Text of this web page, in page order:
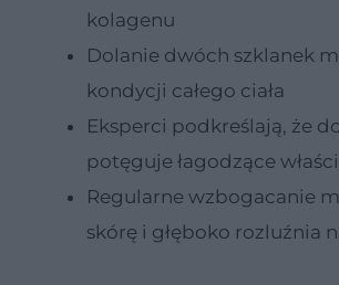
kolagenu
Dolanie dwóch szklanek
kondycji całego ciała
Eksperci podkreślają, że
potęguje łagodzące
Regularne wzbogacanie
skórę i głęboko rozluźnia